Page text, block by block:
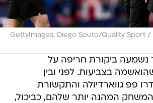
/
GettyImages, Diego Souto/Quality Sport
נשמעה ביקורת חריפה על
בצביעות. לפני ובין
פפ גווארדיולה והתקשורת
המשחק המהנה יותר שלהם, כביכול,